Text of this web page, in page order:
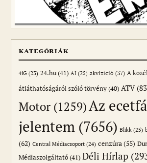
KATEGÓRIÁK
4iG (23) 24.hu(41) AI (25) akvizíció (37) A
átláthatóságáról szóló törvény(40) ATV
Motor (1259)Az
jelentem (7656) Blikk (25)
(62) Central Médiacsoport (24) cenzúra(55)
Médiaszolgáltató(41) Déli Hírlap